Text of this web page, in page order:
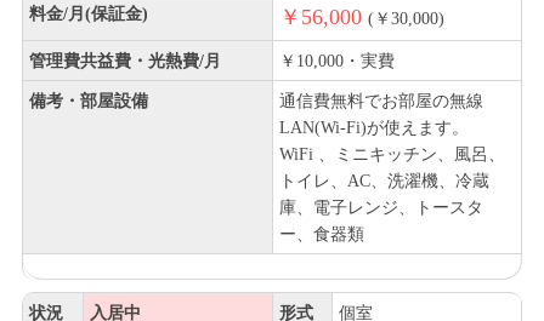
料金/月(保証金) ￥56,000 (￥30,000)
管理費共益費・光熱費/月 ￥10,000・実費
備考・部屋設備
通信費無料でお部屋の無線
LAN(Wi-Fi)が使えます。
WiFi 、ミニキッチン、風呂、
トイレ、AC、洗濯機、冷蔵
庫、電子レンジ、トースタ
ー、食器類
状況 入居中 形式 個室